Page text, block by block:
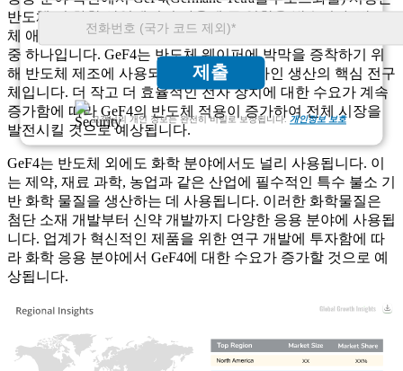
제출
고객님의 개인 정보는 완전히 비밀로 보장됩니다. 개인정보 보호
반도체 및 화학 산업에서의 사용에 큰 영향을 받습니다. 반도
체 애플리케이션 부문은 시장 성장에 가장 크게 기여하는 부문
중 하나입니다. GeF4는 반도체 웨이퍼에 박막을 증착하기 위
해 반도체 제조에 사용되는 고순도 게르마인 생산의 핵심 전구
체입니다. 더 작고 더 효율적인 전자 장치에 대한 수요가 계속
증가함에 따라 GeF4의 반도체 적용이 증가하여 전체 시장을
발전시킬 것으로 예상됩니다.
GeF4는 반도체 외에도 화학 분야에서도 널리 사용됩니다. 이
는 제약, 재료 과학, 농업과 같은 산업에 필수적인 특수 불소 기
반 화학 물질을 생산하는 데 사용됩니다. 이러한 화학물질은
첨단 소재 개발부터 신약 개발까지 다양한 응용 분야에 사용됩
니다. 업계가 혁신적인 제품을 위한 연구 개발에 투자함에 따
라 화학 응용 분야에서 GeF4에 대한 수요가 증가할 것으로 예
상됩니다.
XX%
XX